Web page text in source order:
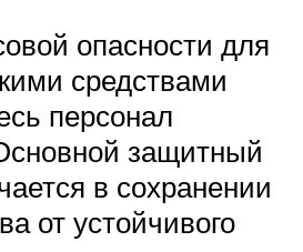
опасности для
средствами
персонал
защитный
в сохранении
от устойчивого